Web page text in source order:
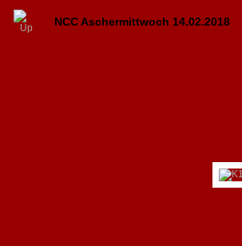
NCC Aschermittwoch 14.02.2018